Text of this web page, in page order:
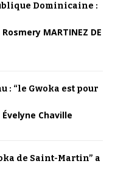
Dominicaine :
Rosmery MARTINEZ DE
: “le Gwoka est pour
Évelyne Chaville
de Saint-Martin” a